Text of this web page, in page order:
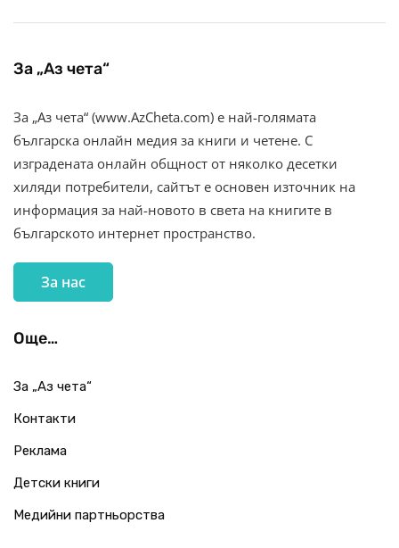
За „Аз чета“
За „Аз чета“ (www.AzCheta.com) е най-голямата
българска онлайн медия за книги и четене. С
изградената онлайн общност от няколко десетки
хиляди потребители, сайтът е основен източник на
информация за най-новото в света на книгите в
българското интернет пространство.
За нас
Още…
За „Аз чета“
Контакти
Реклама
Детски книги
Медийни партньорства